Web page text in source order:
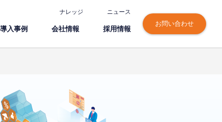
ナレッジ ニュース
導⼊事例 会社情報 採⽤情報
お問い合わせ